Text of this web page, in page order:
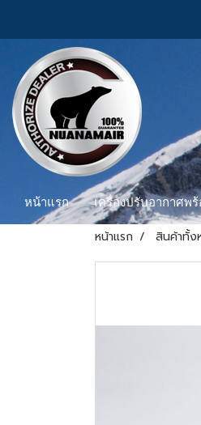
หน้าแรก เครื่องปรับอากาศพ
หน้าแรก สินค้าทั้ง